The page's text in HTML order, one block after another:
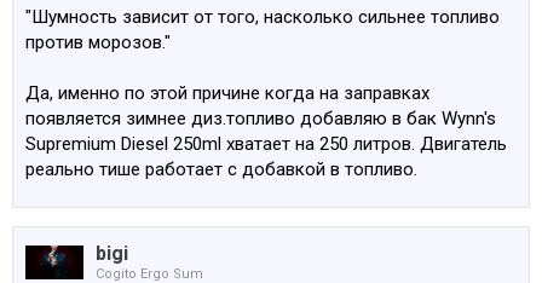
"Шумность зависит от того, насколько сильнее топливо
против морозов."
Да, именно по этой причине когда на заправках
появляется зимнее диз.топливо добавляю в бак Wynn's
Supremium Diesel 250ml хватает на 250 литров. Двигатель
реально тише работает с добавкой в топливо.
bigi
Cogito Ergo Sum